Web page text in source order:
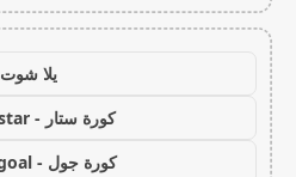
يلا شوت
كورة ستار - koora-star
كورة جول - koora-goal